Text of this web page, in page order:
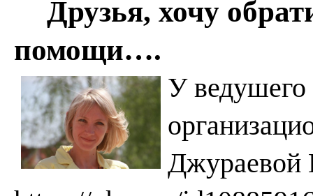
Друзья, хочу
помощи….
У ведушего